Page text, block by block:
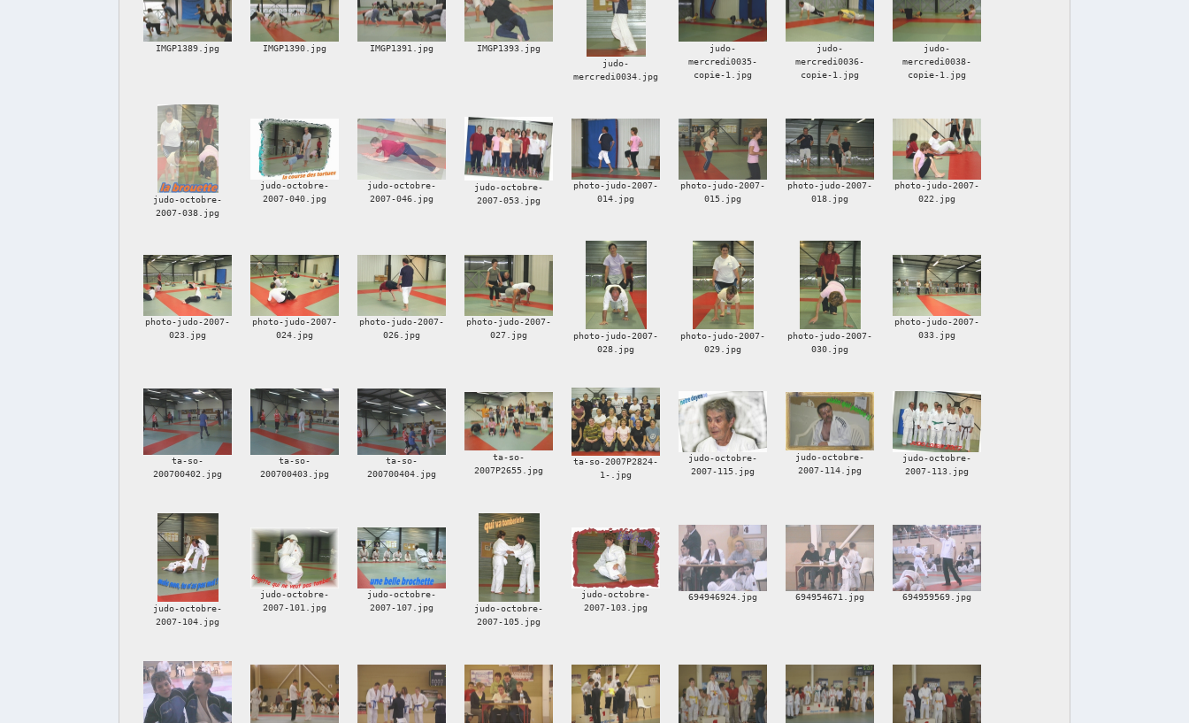
IMGP1389.jpg IMGP1390.jpg IMGP1391.jpg
IMGP1393.jpg
judo-
mercredi0034.jpg
judo-
mercredi0035-
copie-1.jpg
judo-
mercredi0036-
copie-1.jpg
judo-
mercredi0038-
copie-1.jpg
judo-octobre-
2007-038.jpg
judo-octobre-
2007-040.jpg
judo-octobre-
2007-046.jpg
judo-octobre-
2007-053.jpg
photo-judo-2007-
014.jpg
photo-judo-2007-
015.jpg
photo-judo-2007-
018.jpg
photo-judo-2007-
022.jpg
photo-judo-2007-
023.jpg
photo-judo-2007-
024.jpg
photo-judo-2007-
026.jpg
photo-judo-2007-
027.jpg
photo-judo-2007-
028.jpg
photo-judo-2007-
029.jpg
photo-judo-2007-
030.jpg
photo-judo-2007-
033.jpg
ta-so-
200700402.jpg
ta-so-
200700403.jpg
ta-so-
200700404.jpg
ta-so-
2007P2655.jpg
ta-so-2007P2824-
1-.jpg
judo-octobre-
2007-115.jpg
judo-octobre-
2007-114.jpg
judo-octobre-
2007-113.jpg
judo-octobre-
2007-104.jpg
judo-octobre-
2007-101.jpg
judo-octobre-
2007-107.jpg
judo-octobre-
2007-105.jpg
judo-octobre-
2007-103.jpg
694946924.jpg 694954671.jpg 694959569.jpg